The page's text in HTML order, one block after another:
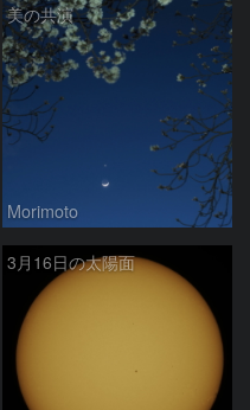
美の共演
Morimoto
3月16日の太陽面